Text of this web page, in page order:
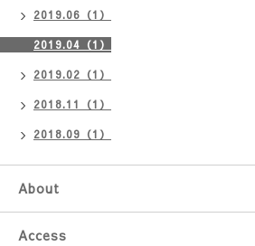
2019.06（1）
2019.04（1）
2019.02（1）
2018.11（1）
2018.09（1）
About
Access